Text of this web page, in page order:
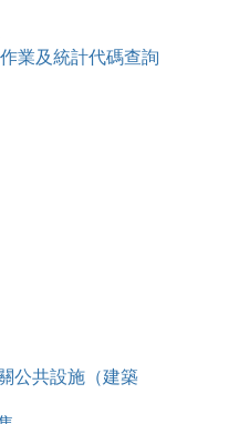
業及統計代碼查詢
公共設施（建築